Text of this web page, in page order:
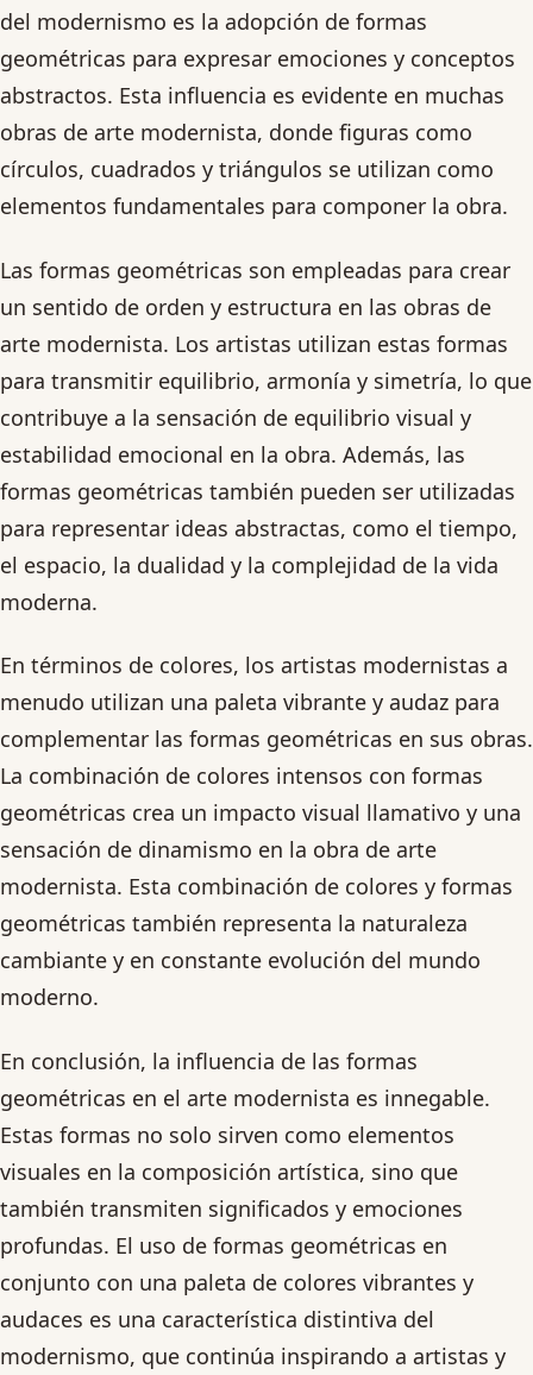
del modernismo es la adopción de formas
geométricas para expresar emociones y conceptos
abstractos. Esta influencia es evidente en muchas
obras de arte modernista, donde figuras como
círculos, cuadrados y triángulos se utilizan como
elementos fundamentales para componer la obra.
Las formas geométricas son empleadas para crear
un sentido de orden y estructura en las obras de
arte modernista. Los artistas utilizan estas formas
para transmitir equilibrio, armonía y simetría, lo que
contribuye a la sensación de equilibrio visual y
estabilidad emocional en la obra. Además, las
formas geométricas también pueden ser utilizadas
para representar ideas abstractas, como el tiempo,
el espacio, la dualidad y la complejidad de la vida
moderna.
En términos de colores, los artistas modernistas a
menudo utilizan una paleta vibrante y audaz para
complementar las formas geométricas en sus obras.
La combinación de colores intensos con formas
geométricas crea un impacto visual llamativo y una
sensación de dinamismo en la obra de arte
modernista. Esta combinación de colores y formas
geométricas también representa la naturaleza
cambiante y en constante evolución del mundo
moderno.
En conclusión, la influencia de las formas
geométricas en el arte modernista es innegable.
Estas formas no solo sirven como elementos
visuales en la composición artística, sino que
también transmiten significados y emociones
profundas. El uso de formas geométricas en
conjunto con una paleta de colores vibrantes y
audaces es una característica distintiva del
modernismo, que continúa inspirando a artistas y